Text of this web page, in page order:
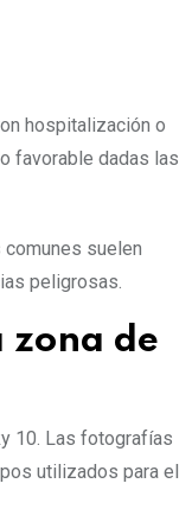
hospitalización o
favorable dadas las
suelen
peligrosas.
zona de
10. Las fotografías
utilizados para el